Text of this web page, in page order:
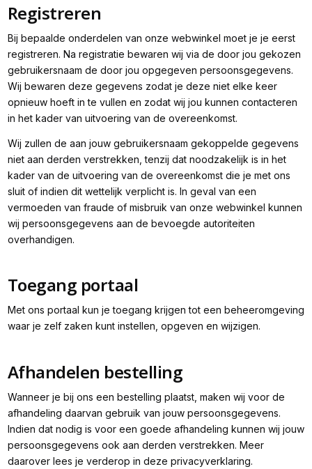
Registreren
Bij bepaalde onderdelen van onze webwinkel moet je je eerst
registreren. Na registratie bewaren wij via de door jou gekozen
gebruikersnaam de door jou opgegeven persoonsgegevens.
Wij bewaren deze gegevens zodat je deze niet elke keer
opnieuw hoeft in te vullen en zodat wij jou kunnen contacteren
in het kader van uitvoering van de overeenkomst.
Wij zullen de aan jouw gebruikersnaam gekoppelde gegevens
niet aan derden verstrekken, tenzij dat noodzakelijk is in het
kader van de uitvoering van de overeenkomst die je met ons
sluit of indien dit wettelijk verplicht is. In geval van een
vermoeden van fraude of misbruik van onze webwinkel kunnen
wij persoonsgegevens aan de bevoegde autoriteiten
overhandigen.
Toegang portaal
Met ons portaal kun je toegang krijgen tot een beheeromgeving
waar je zelf zaken kunt instellen, opgeven en wijzigen.
Afhandelen bestelling
Wanneer je bij ons een bestelling plaatst, maken wij voor de
afhandeling daarvan gebruik van jouw persoonsgegevens.
Indien dat nodig is voor een goede afhandeling kunnen wij jouw
persoonsgegevens ook aan derden verstrekken. Meer
daarover lees je verderop in deze privacyverklaring.